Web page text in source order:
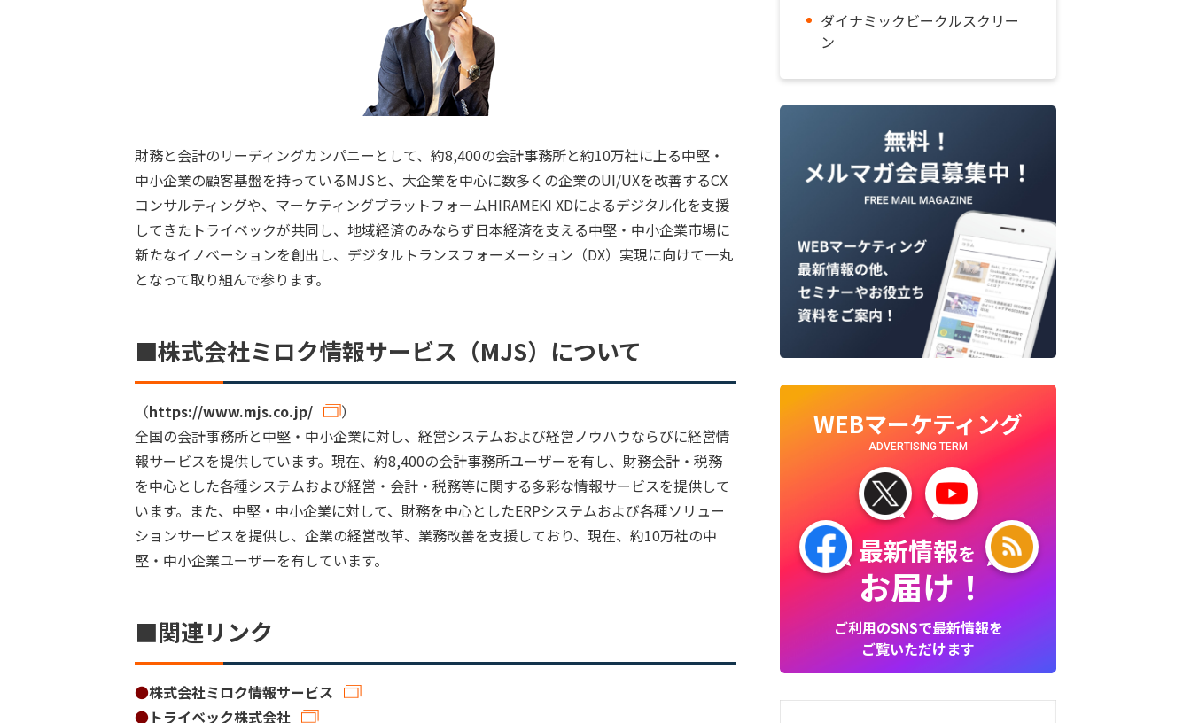
財務と会計のリーディングカンパニーとして、約8,400の会計事務所と約10万社に上る中堅・
中小企業の顧客基盤を持っているMJSと、大企業を中心に数多くの企業のUI/UXを改善するCX
コンサルティングや、マーケティングプラットフォームHIRAMEKI XDによるデジタル化を支援
してきたトライベックが共同し、地域経済のみならず日本経済を支える中堅・中小企業市場に
新たなイノベーションを創出し、デジタルトランスフォーメーション（DX）実現に向けて一丸
となって取り組んで参ります。
■株式会社ミロク情報サービス（MJS）について
（https://www.mjs.co.jp/
）
全国の会計事務所と中堅・中小企業に対し、経営システムおよび経営ノウハウならびに経営情
報サービスを提供しています。現在、約8,400の会計事務所ユーザーを有し、財務会計・税務
を中心とした各種システムおよび経営・会計・税務等に関する多彩な情報サービスを提供して
います。また、中堅・中小企業に対して、財務を中心としたERPシステムおよび各種ソリュー
ションサービスを提供し、企業の経営改革、業務改善を支援しており、現在、約10万社の中
堅・中小企業ユーザーを有しています。
■関連リンク
●株式会社ミロク情報サービス
●トライベック株式会社
ダイナミックビークルスクリー
ン
WEBマーケティング
ADVERTISING TERM
最新情報を
お届け！
ご利用のSNSで最新情報を
ご覧いただけます